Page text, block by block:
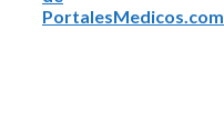
PortalesMedicos.com